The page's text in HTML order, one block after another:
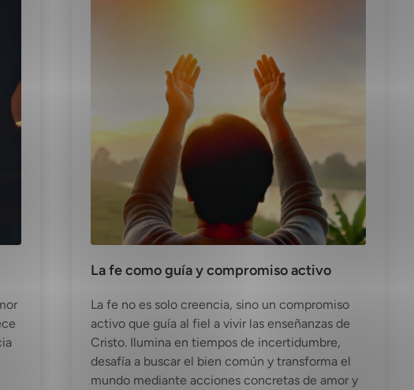
La fe como guía y compromiso activo
La fe no es solo creencia, sino un compromiso
activo que guía al fiel a vivir las enseñanzas de
Cristo. Ilumina en tiempos de incertidumbre,
desafía a buscar el bien común y transforma el
mundo mediante acciones concretas de amor y